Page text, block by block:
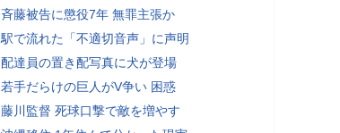
斉藤被告に懲役7年 無罪主張か
駅で流れた「不適切音声」に声明
配達員の置き配写真に犬が登場
若手だらけの巨人がV争い 困惑
藤川監督 死球口撃で敵を増やす